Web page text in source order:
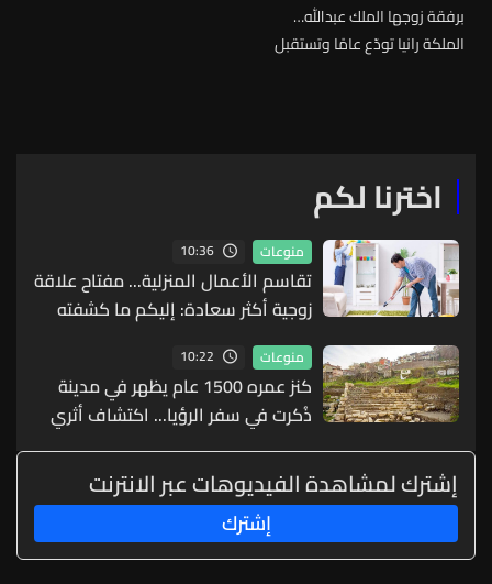
برفقة زوجها الملك عبدالله…
الملكة رانيا تودّع عامًا وتستقبل
اخترنا لكم
منوعات 10:36
تقاسم الأعمال المنزلية... مفتاح علاقة
زوجية أكثر سعادة: إليكم ما كشفته
أحدث الدراسات
منوعات 10:22
كنز عمره 1500 عام يظهر في مدينة
ذُكرت في سفر الرؤيا... اكتشاف أثري
مذهل (صور)
إشترك لمشاهدة الفيديوهات عبر الانترنت
إشترك